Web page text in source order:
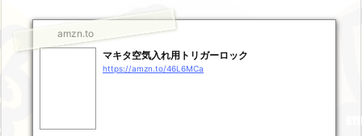
amzn.to
マキタ空気入れ用トリガーロック
https://amzn.to/46L6MCa